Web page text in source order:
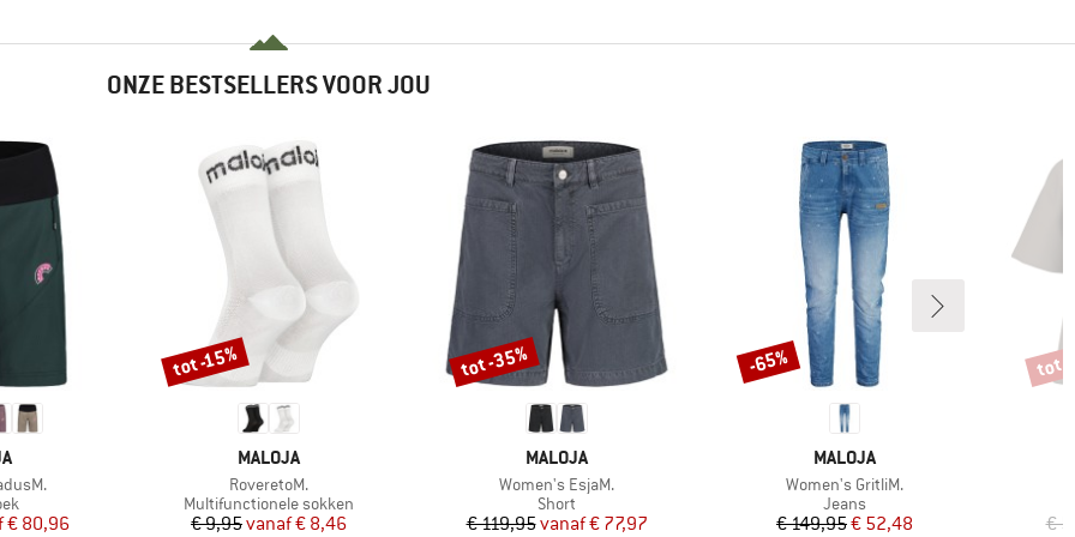
ONZE BESTSELLERS VOOR JOU
prijs
€ 80,96
MERK
MALOJA
Artikel
RoveretoM.
Productgroep
Multifunctionele sokken
Prijs
€ 9,95 Verlaagde prijs
vanaf€ 8,46
Korting
tot -15%
MERK
MALOJA
Artikel
Women's EsjaM.
Productgroep
Short
Prijs
€ 119,95 Verlaagde prijs
vanaf€ 77,97
Korting
tot -35%
MERK
MALOJA
Artikel
Women's GritliM.
Productgroep
Jeans
Prijs
€ 149,95Verlaagde prijs
€ 52,48
Korting
-65%
€
tot